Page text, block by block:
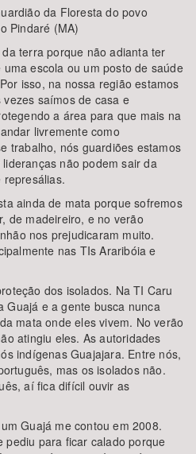
da Floresta do povo
Pindaré (MA)
terra porque não adianta ter
escola ou um posto de saúde
isso, na nossa região estamos
saímos de casa e
a área para que mais na
livremente como
trabalho, nós guardiões estamos
não podem sair da
ainda de mata porque sofremos
de madeireiro, e no verão
nos prejudicaram muito.
nas TIs Araribóia e
dos isolados. Na TI Caru
Guajá e a gente busca nunca
mata onde eles vivem. No verão
atingiu eles. As autoridades
indígenas Guajajara. Entre nós,
mas os isolados não.
aí fica difícil ouvir as
Guajá me contou em 2008.
pediu para ficar calado porque